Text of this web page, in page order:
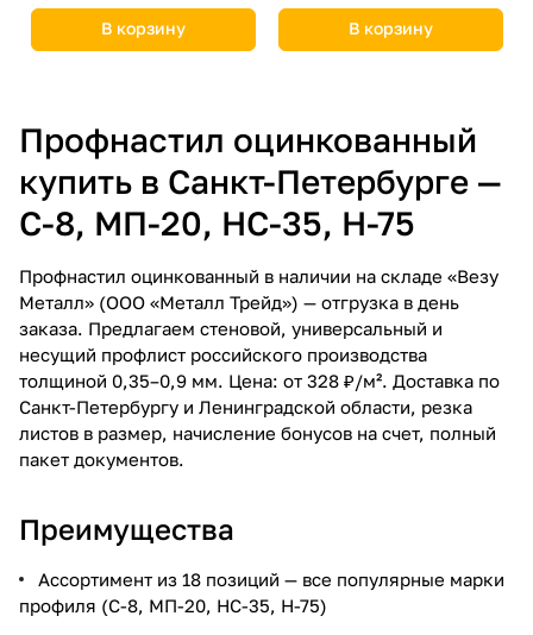
В корзину
В корзину
Профнастил оцинкованный
купить в Санкт-Петербурге —
С-8, МП-20, НС-35, Н-75
Профнастил оцинкованный в наличии на складе «Везу
Металл» (ООО «Металл Трейд») — отгрузка в день
заказа. Предлагаем стеновой, универсальный и
несущий профлист российского производства
толщиной 0,35–0,9 мм. Цена: от 328 ₽/м². Доставка по
Санкт-Петербургу и Ленинградской области, резка
листов в размер, начисление бонусов на счет, полный
пакет документов.
Преимущества
Ассортимент из 18 позиций — все популярные марки
профиля (С-8, МП-20, НС-35, Н-75)